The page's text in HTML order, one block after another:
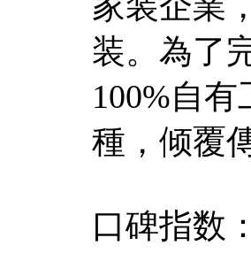
装。為了
100%自
種，倾覆
口碑指